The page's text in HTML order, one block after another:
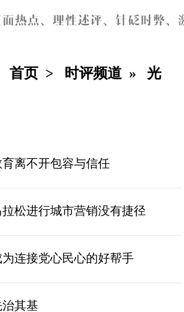
首页 > 时评频道 » 光
离不开包容与信任
松进行城市营销没有捷径
连接党心民心的好帮手
其基